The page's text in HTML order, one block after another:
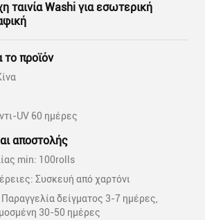
ταινία Washi για εσωτερική
το προϊόν
UV 60 ημέρες
αποστολής
min: 100rolls
Συσκευή από χαρτόνι
δείγματος 3-7 ημέρες,
30-50 ημέρες